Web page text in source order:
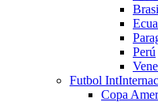
Perú
Futbol Int
Copa